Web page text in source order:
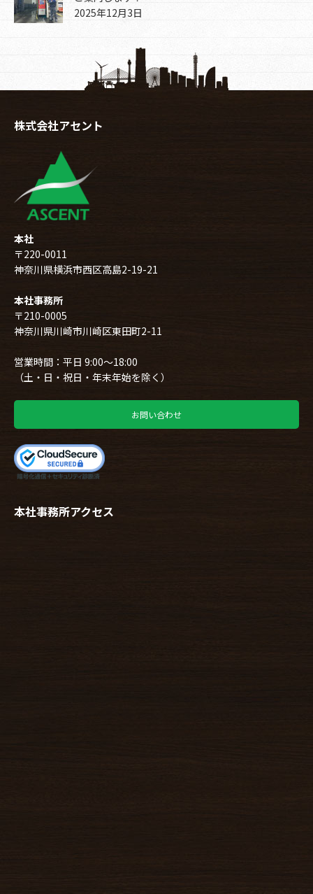
2025年12月3日
株式会社アセント
本社
〒220-0011
神奈川県横浜市西区高島2-19-21
本社事務所
〒210-0005
神奈川県川崎市川崎区東田町2-11
営業時間：平日 9:00～18:00
（土・日・祝日・年末年始を除く）
お問い合わせ
本社事務所アクセス